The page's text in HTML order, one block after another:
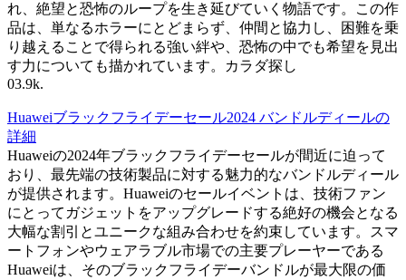
れ、絶望と恐怖のループを生き延びていく物語です。この作
品は、単なるホラーにとどまらず、仲間と協力し、困難を乗
り越えることで得られる強い絆や、恐怖の中でも希望を見出
す力についても描かれています。カラダ探し
03.9k.
Huaweiブラックフライデーセール2024 バンドルディールの
詳細
Huaweiの2024年ブラックフライデーセールが間近に迫って
おり、最先端の技術製品に対する魅力的なバンドルディール
が提供されます。Huaweiのセールイベントは、技術ファン
にとってガジェットをアップグレードする絶好の機会となる
大幅な割引とユニークな組み合わせを約束しています。スマ
ートフォンやウェアラブル市場での主要プレーヤーである
Huaweiは、そのブラックフライデーバンドルが最大限の価